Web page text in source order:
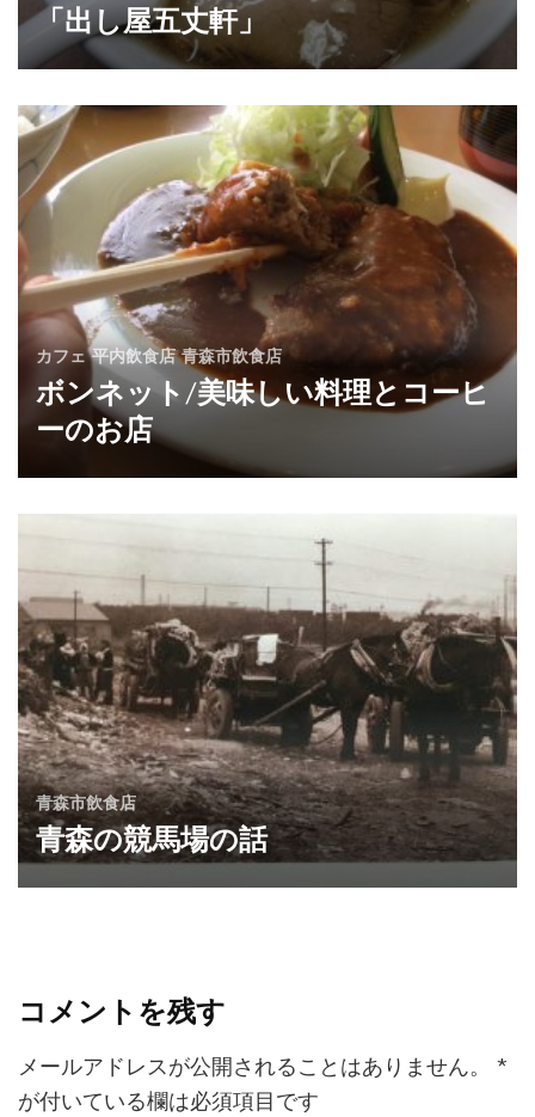
「出し屋五丈軒」
カフェ 平内飲食店 青森市飲食店
ボンネット/美味しい料理とコーヒ
ーのお店
青森市飲食店
青森の競馬場の話
コメントを残す
メールアドレスが公開されることはありません。
*
が付いている欄は必須項目です